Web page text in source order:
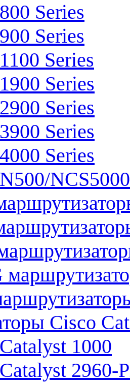
Series
Series
Series
Series
Series
Series
Series
Cisco
1000
2960-